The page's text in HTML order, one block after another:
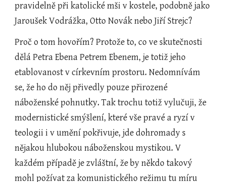
pravidelně při katolické mši v kostele, podobně jako
Jaroušek Vodrážka, Otto Novák nebo Jiří Strejc?
Proč o tom hovořím? Protože to, co ve skutečnosti
dělá Petra Ebena Petrem Ebenem, je totiž jeho
etablovanost v církevním prostoru. Nedomnívám
se, že ho do něj přivedly pouze přirozené
náboženské pohnutky. Tak trochu totiž vylučuji, že
modernistické smýšlení, které vše pravé a ryzí v
teologii i v umění pokřivuje, jde dohromady s
nějakou hlubokou náboženskou mystikou. V
každém případě je zvláštní, že by někdo takový
mohl požívat za komunistického režimu tu míru